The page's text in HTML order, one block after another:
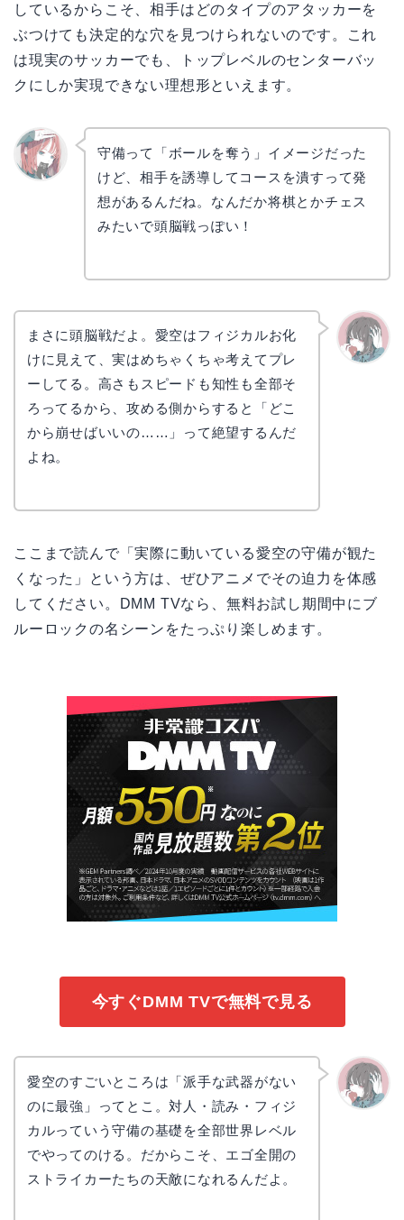
しているからこそ、相手はどのタイプのアタッカーを
ぶつけても決定的な穴を見つけられないのです。これ
は現実のサッカーでも、トップレベルのセンターバッ
クにしか実現できない理想形といえます。
守備って「ボールを奪う」イメージだった
けど、相手を誘導してコースを潰すって発
想があるんだね。なんだか将棋とかチェス
みたいで頭脳戦っぽい！
まさに頭脳戦だよ。愛空はフィジカルお化
けに見えて、実はめちゃくちゃ考えてプレ
ーしてる。高さもスピードも知性も全部そ
ろってるから、攻める側からすると「どこ
から崩せばいいの……」って絶望するんだ
よね。
ここまで読んで「実際に動いている愛空の守備が観た
くなった」という方は、ぜひアニメでその迫力を体感
してください。DMM TVなら、無料お試し期間中にブ
ルーロックの名シーンをたっぷり楽しめます。
今すぐDMM TVで無料で見る
愛空のすごいところは「派手な武器がない
のに最強」ってとこ。対人・読み・フィジ
カルっていう守備の基礎を全部世界レベル
でやってのける。だからこそ、エゴ全開の
ストライカーたちの天敵になれるんだよ。